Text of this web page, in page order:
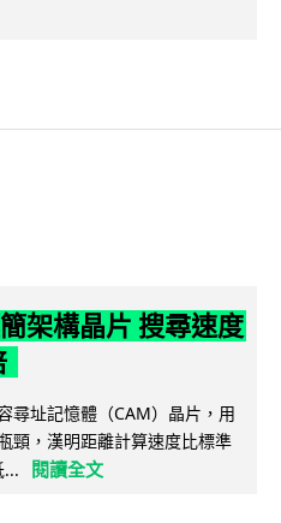
架構晶片 搜尋速度
尋址記憶體（CAM）晶片，用
頸，漢明距離計算速度比標準
...
閱讀全文